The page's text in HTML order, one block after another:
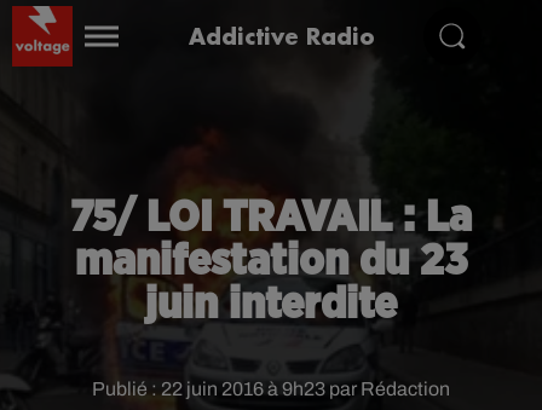
Addictive Radio
75/ LOI TRAVAIL : La
manifestation du 23
juin interdite
Publié : 22 juin 2016 à 9h23 par Rédaction